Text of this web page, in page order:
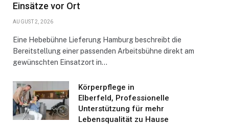
Einsätze vor Ort
AUGUST 2, 2026
Eine Hebebühne Lieferung Hamburg beschreibt die
Bereitstellung einer passenden Arbeitsbühne direkt am
gewünschten Einsatzort in…
Körperpflege in
Elberfeld, Professionelle
Unterstützung für mehr
Lebensqualität zu Hause